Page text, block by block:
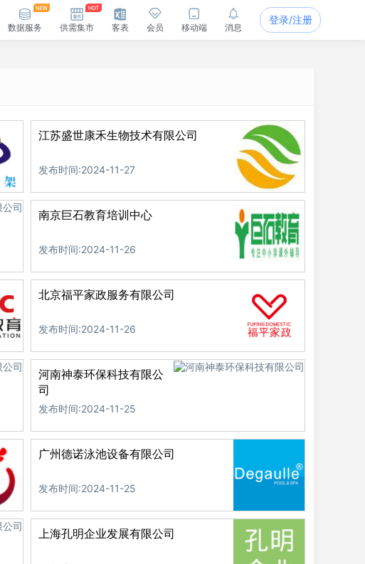
数据服务 供需集市 客表 会员 移动端 消息
登录/注册
江苏盛世康禾生物技术有限公司
发布时间:2024-11-27
南京巨石教育培训中心
发布时间:2024-11-26
北京福平家政服务有限公司
发布时间:2024-11-26
河南神泰环保科技有限公
司
发布时间:2024-11-25
广州德诺泳池设备有限公司
发布时间:2024-11-25
上海孔明企业发展有限公司